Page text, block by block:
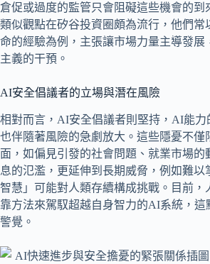
倉促或過度的監管只會阻礙這些機會的到
類似觀點在矽谷投資圈頗為流行，他們常
命的經驗為例，主張讓市場力量主導發展
主義的干預。
AI安全倡議者的立場與潛在風險
相對而言，AI安全倡議者則堅持，AI能力
也伴隨著風險的急劇放大。這些隱憂不僅
面，如偏見引發的社會問題、就業市場的
息的氾濫，更延伸到長期威脅，例如難以
智慧」可能對人類存續構成挑戰。目前，
靠方法來駕馭超越自身智力的AI系統，這
警覺。